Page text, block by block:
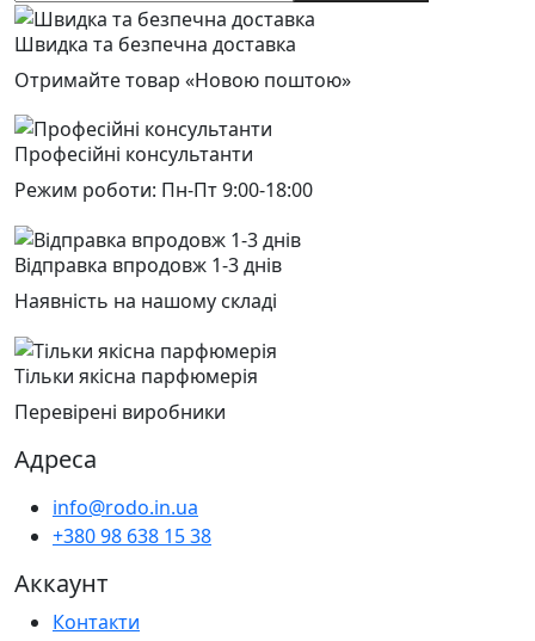
Швидка та безпечна доставка
Отримайте товар «Новою поштою»
Професійні консультанти
Режим роботи: Пн-Пт 9:00-18:00
Відправка впродовж 1-3 днів
Наявність на нашому складі
Тільки якісна парфюмерія
Перевірені виробники
Адреса
info@rodo.in.ua
+380 98 638 15 38
Аккаунт
Контакти